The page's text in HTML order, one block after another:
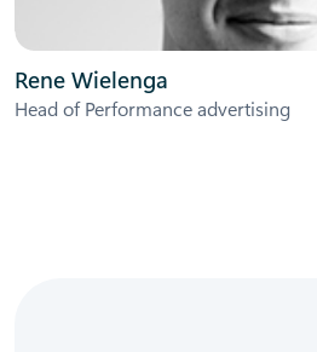
Rene Wielenga
Head of Performance advertising